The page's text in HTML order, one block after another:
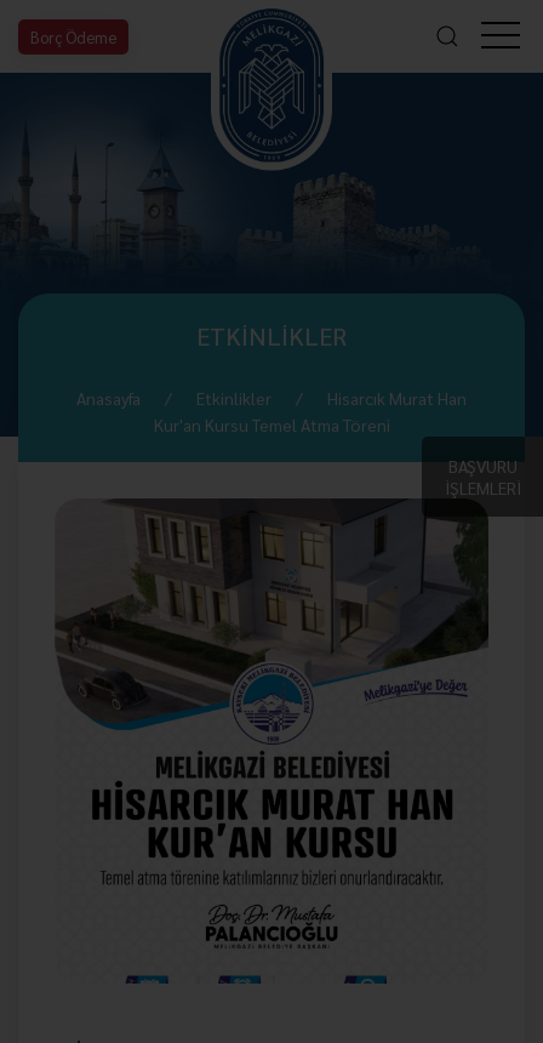
Borç Ödeme
BAŞVURU
İŞLEMLERİ
ETKİNLİKLER
Anasayfa Etkinlikler
Hisarcık Murat Han
Kur'an Kursu Temel Atma Töreni